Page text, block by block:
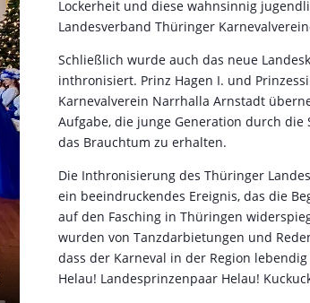
Lockerheit und diese wahnsinnig
Landesverband Thüringer
Schließlich wurde auch das neue
inthronisiert. Prinz Hagen I. und
Karnevalverein Narrhalla Arnstadt
Aufgabe, die junge Generation durch die
das Brauchtum zu erhalten.
Die Inthronisierung des Thüringer
ein beeindruckendes Ereignis, das die
auf den Fasching in Thüringen
wurden von Tanzdarbietungen und
dass der Karneval in der Region
Helau! Landesprinzenpaar Helau!